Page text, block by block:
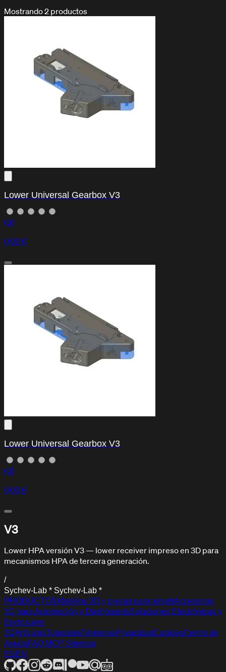
DOCUMENTACIÓN / TUTORIALES
Aprende con nuestros tutoriales
Preguntas frecuentes
Centro de Ayuda
Soporte y asistencia
Mostrando2productos
Lower Universal Gearbox V3
(0)
0,00 €
Lower Universal Gearbox V3
(0)
0,00 €
V3
Lower HPA versión V3 — lower receiver impreso en 3D para
mecanismos HPA de tercera generación.
/
Sychev-Lab * Sychev-Lab *
PRODUCTOSModelos 3D y piezas para airsoftAccesorios
3D para Automoción y DashboardsSoluciones Electrónicas y
Enclosures
3DArtículosTutorialesTérminosPrivacidadCookiesCentro de
AyudaFAQ MCP Sitemap
ESEN